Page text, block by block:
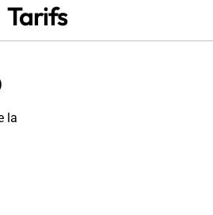
Tarifs
la